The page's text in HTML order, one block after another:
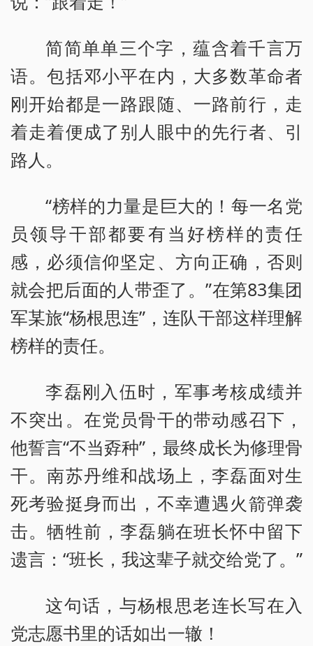
简简单单三个字，蕴含着千言万
语。包括邓小平在内，大多数革命者
刚开始都是一路跟随、一路前行，走
着走着便成了别人眼中的先行者、引
路人。
“榜样的力量是巨大的！每一名党
员领导干部都要有当好榜样的责任
感，必须信仰坚定、方向正确，否则
就会把后面的人带歪了。”在第83集团
军某旅“杨根思连”，连队干部这样理解
榜样的责任。
李磊刚入伍时，军事考核成绩并
不突出。在党员骨干的带动感召下，
他誓言“不当孬种”，最终成长为修理骨
干。南苏丹维和战场上，李磊面对生
死考验挺身而出，不幸遭遇火箭弹袭
击。牺牲前，李磊躺在班长怀中留下
遗言：“班长，我这辈子就交给党了。”
这句话，与杨根思老连长写在入
党志愿书里的话如出一辙！